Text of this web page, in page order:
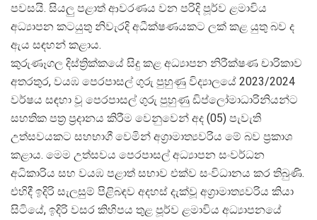
පවසයි. සියලු පළාත් ආවරණය වන පරිදි පූර්ව ළමාවිය
අධ්යාපන කටයුතු නිවැරදි අධීක්ෂණයකට ලක් කළ යුතු බව ද
ඇය සඳහන් කළාය.
කුරුණෑගල දිස්ත්රික්කයේ සිදු කළ අධ්යාපන නිරීක්ෂණ චාරිකාව
අතරතුර, වයඹ පෙරපාසල් ගුරු පුහුණු විද්යාලයේ 2023/2024
වර්ෂය සඳහා වූ පෙරපාසල් ගුරු පුහුණු ඩිප්ලෝමාධාරිනියන්ට
සහතික පත් ර ප්රදානය කිරීම වෙනුවෙන් අද (05) පැවැති
උත්සවයකට සහභාගී වෙමින් අග්රාමාත්යවරිය මේ බව ප්රකාශ
කළාය. මෙම උත්සවය පෙරපාසල් අධ්යාපන සංවර්ධන
අධිකාරිය සහ වයඹ පළාත් සභාව එක්ව සංවිධානය කර තිබුණි.
එහිදී ඉදිරි සැලසුම් පිළිබඳව අදහස් දැක්වූ අග්රාමාත්යවරිය කියා
සිටියේ, ඉදිරි වසර කිහිපය තුළ පූර්ව ළමාවිය අධ්යාපනයේ